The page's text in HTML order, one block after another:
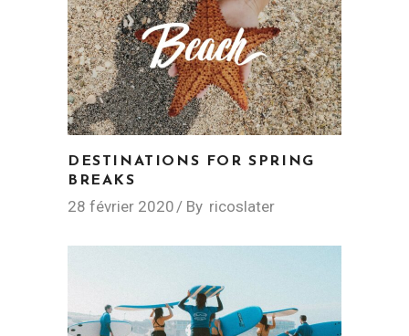
DESTINATIONS FOR SPRING
BREAKS
28 février 2020 By ricoslater